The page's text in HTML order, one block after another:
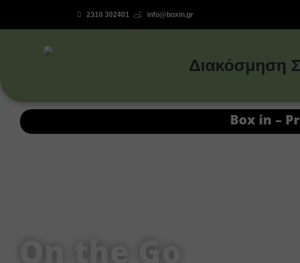
2310 302401  info@boxin.gr
Διακόσμηση
Box in –
On the Go